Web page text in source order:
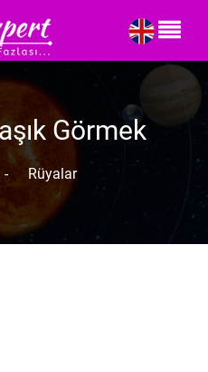
Görmek
Rüyalar